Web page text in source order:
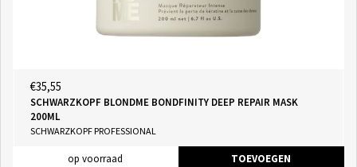
€35,55
SCHWARZKOPF BLONDME BONDFINITY DEEP REPAIR MASK
200ML
SCHWARZKOPF PROFESSIONAL
op voorraad TOEVOEGEN